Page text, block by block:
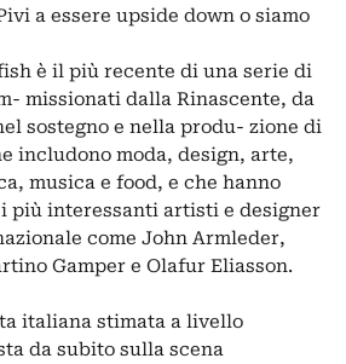
a essere upside down o siamo
è il più recente di una serie di
missionati dalla Rinascente, da
sostegno e nella produ- zione di
includono moda, design, arte,
musica e food, e che hanno
più interessanti artisti e designer
come John Armleder,
Gamper e Olafur Eliasson.
italiana stimata a livello
da subito sulla scena